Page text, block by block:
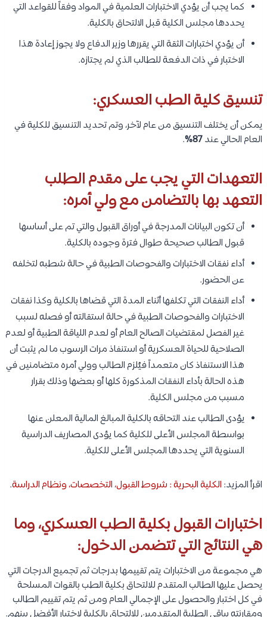
كما يجب أن يؤدي الاختبارات العلمية في المواد وفقاً للقواعد التي
يحددها مجلس الكلية قبل الالتحاق بالكلية.
أن يؤدي اختبارات الثقة التي يقررها وزير الدفاع ولا يجوز إعادة هذا
الاختبار في ذات الدفعة للطالب الذي لم يجتازه.
تنسيق كلية الطب العسكري:
يمكن أن يختلف التنسيق من عام لآخر، وتم تحديد التنسيق للكلية في
العام الحالي عند87%
.
التعهدات التي يجب على مقدم الطلب
التعهد بها بالتضامن مع ولي أمره:
أن تكون البيانات المدرجة في أوراق القبول والتي تم على أساسها
قبول الطالب صحيحة طوال فترة وجوده بالكلية.
أداء نفقات الاختبارات والفحوصات الطبية في حالة شطبه لتخلفه
عن الحضور.
أداء النفقات التي تكلفها أثناء المدة التي قضاها بالكلية وكذا نفقات
الاختبارات والفحوصات الطبية في حالة استقالته أو فصله لسبب
غير الفصل لمقتضيات الصالح العام أو لعدم اللياقة الطبية أو لعدم
الصلاحية للحياة العسكرية أو استنفاذ مرات الرسوب ما لم يثبت أن
هذا الاستنفاذ كان متعمداً فيُلزم الطالب وولي أمره متضامنين في
هذه الحالة بأداء النفقات المذكورة كلها أو بعضها وذلك بقرار
مسبب من مجلس الكلية.
يؤدى الطالب عند التحاقه بالكلية المبالغ المالية المعلن عنها
بواسطة المجلس الأعلى للكلية كما يؤدى المصاريف الدراسية
السنوية التي يحددها المجلس الأعلى للكلية.
اقرأ المزيد: الكلية البحرية : شروط القبول، التخصصات، ونظام الدراسة.
اختبارات القبول بكلية الطب العسكري، وما
هي النتائج التي تتضمن الدخول:
هي مجموعة من الاختبارات يتم تقييمها بدرجات ثم تجميع الدرجات التي
يحصل عليها الطالب المتقدم للالتحاق بكلية الطب بالقوات المسلحة
في كل اختبار والحصول على الإجمالي العام ومن ثم يتم تقييم الطالب